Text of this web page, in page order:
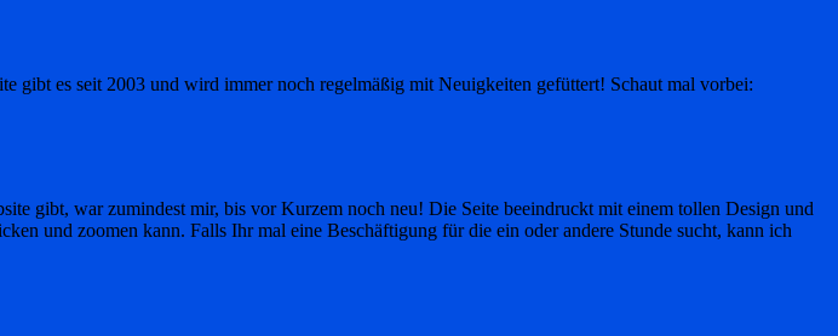
gibt es seit 2003 und wird immer noch regelmäßig mit Neuigkeiten gefüttert! Schaut mal vorbei:
gibt, war zumindest mir, bis vor Kurzem noch neu! Die Seite beeindruckt mit einem tollen Design und
und zoomen kann. Falls Ihr mal eine Beschäftigung für die ein oder andere Stunde sucht, kann ich